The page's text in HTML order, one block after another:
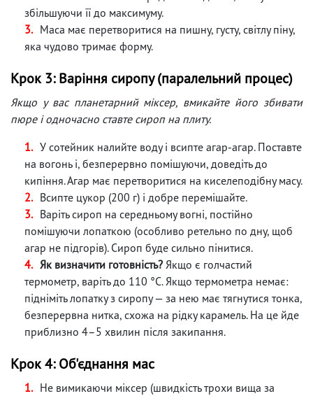
збільшуючи її до максимуму.
Маса має перетворитися на пишну, густу, світлу піну,
яка чудово тримає форму.
Крок 3: Варіння сиропу (паралельний процес)
Якщо у вас планетарний міксер, вмикайте його збивати
пюре і одночасно ставте сироп на плиту.
У сотейник налийте воду і всипте агар-агар. Поставте
на вогонь і, безперервно помішуючи, доведіть до
кипіння. Агар має перетворитися на киселеподібну масу.
Всипте цукор (200 г) і добре перемішайте.
Варіть сироп на середньому вогні, постійно
помішуючи лопаткою (особливо ретельно по дну, щоб
агар не підгорів). Сироп буде сильно пінитися.
Як визначити готовність? Якщо є голчастий
термометр, варіть до 110 °C. Якщо термометра немає:
підніміть лопатку з сиропу — за нею має тягнутися тонка,
безперервна нитка, схожа на рідку карамель. На це йде
приблизно 4–5 хвилин після закипання.
Крок 4: Об'єднання мас
Не вимикаючи міксер (швидкість трохи вища за